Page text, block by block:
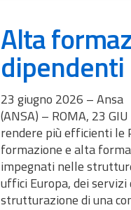
Alta
dipendenti
23 giugno 2026 – Ansa
(ANSA) – ROMA, 23
rendere più efficienti le
formazione e alta
impegnati nelle
uffici Europa, dei
strutturazione di una